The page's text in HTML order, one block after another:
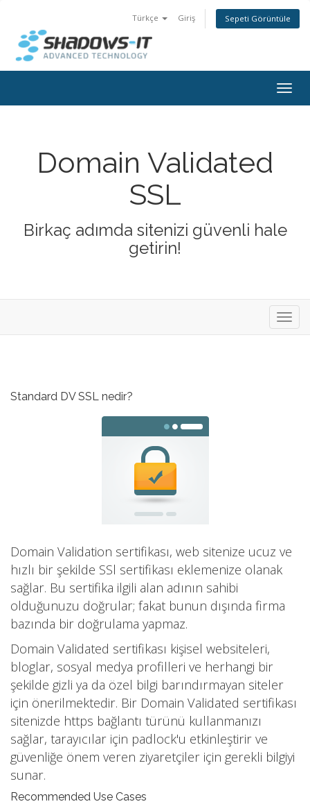
Türkçe Giriş Sepeti Görüntüle
Domain Validated
SSL
Birkaç adımda sitenizi güvenli hale
getirin!
Standard DV SSL nedir?
Domain Validation sertifikası, web sitenize ucuz ve
hızlı bir şekilde SSl sertifikası eklemenize olanak
sağlar. Bu sertifika ilgili alan adının sahibi
olduğunuzu doğrular; fakat bunun dışında firma
bazında bir doğrulama yapmaz.
Domain Validated sertifikası kişisel websiteleri,
bloglar, sosyal medya profilleri ve herhangi bir
şekilde gizli ya da özel bilgi barındırmayan siteler
için önerilmektedir. Bir Domain Validated sertifikası
sitenizde https bağlantı türünü kullanmanızı
sağlar, tarayıcılar için padlock'u etkinleştirir ve
güvenliğe önem veren ziyaretçiler için gerekli bilgiyi
sunar.
Recommended Use Cases